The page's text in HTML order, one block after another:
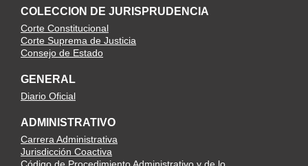
COLECCION DE JURISPRUDENCIA
Corte Constitucional
Corte Suprema de Justicia
Consejo de Estado
GENERAL
Diario Oficial
ADMINISTRATIVO
Carrera Administrativa
Jurisdicción Coactiva